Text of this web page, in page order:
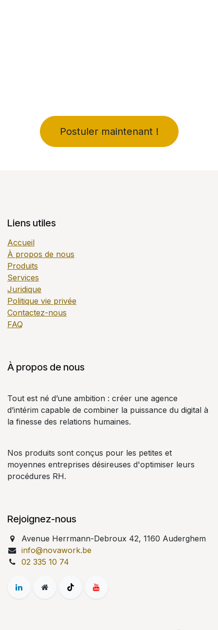
Postuler maintenant !
Liens utiles
Accueil
À propos de nous
Produits
Services
Juridique
Politique vie privée
Contactez-nous
FAQ
À propos de nous
Tout est né d’une ambition : créer une agence
d’intérim capable de combiner la puissance du digital à
la finesse des relations humaines.
Nos produits sont conçus pour les petites et
moyennes entreprises désireuses d'optimiser leurs
procédures RH.
Rejoignez-nous
Avenue Herrmann-Debroux 42, 1160 Auderghem
info@novawork.be
02 335 10 74